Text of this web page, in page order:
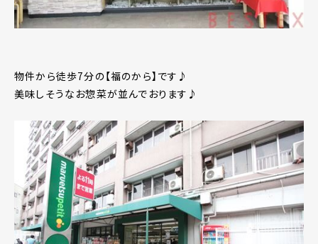
物件から徒歩7分の【福のから】です♪
美味しそうなお惣菜が並んでおります♪